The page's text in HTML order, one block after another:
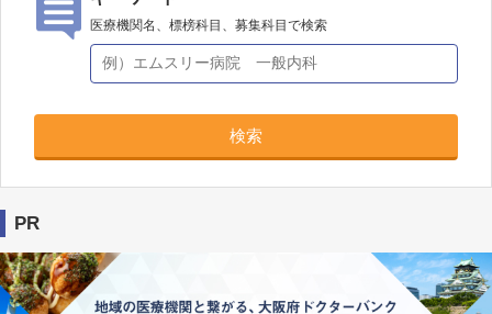
医療機関名、標榜科目、募集科目で検索
検索
PR